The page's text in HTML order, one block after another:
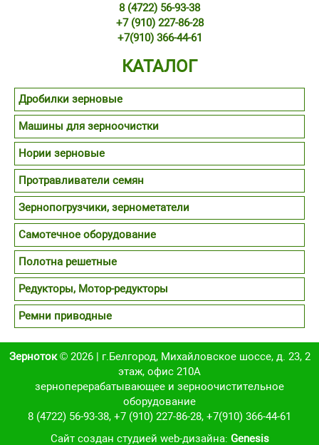
8 (4722) 56-93-38
+7 (910) 227-86-28
+7(910) 366-44-61
КАТАЛОГ
Дробилки зерновые
Машины для зерноочистки
Нории зерновые
Протравливатели семян
Зернопогрузчики, зернометатели
Самотечное оборудование
Полотна решетные
Редукторы, Мотор-редукторы
Ремни приводные
Зерноток© 2026 | г.Белгород, Михайловское шоссе, д. 23, 2
этаж, офис 210А
зерноперерабатывающее и зерноочистительное
оборудование
8 (4722) 56-93-38, +7 (910) 227-86-28, +7(910) 366-44-61
Cайт создан студией web-дизайна: Genesis